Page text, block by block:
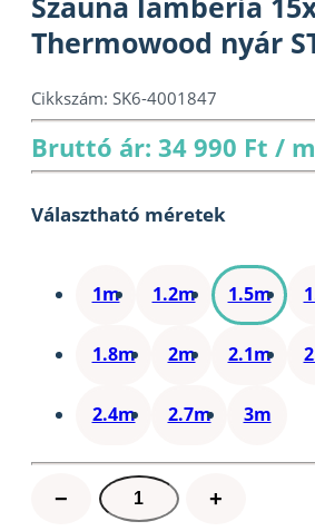
Thermowood nyár
Cikkszám: SK6-4001847
Bruttó ár: 34 990 Ft /
Választható méretek
1m 1.2m 1.5m
1.8m 2m 2.1m
2.4m 2.7m 3m
−
Szauna
lambéria
+